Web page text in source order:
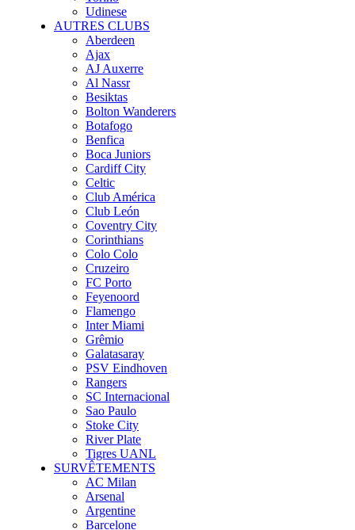
Udinese
AUTRES CLUBS
Aberdeen
Ajax
AJ Auxerre
Al Nassr
Besiktas
Bolton Wanderers
Botafogo
Benfica
Boca Juniors
Cardiff City
Celtic
Club América
Club León
Coventry City
Corinthians
Colo Colo
Cruzeiro
FC Porto
Feyenoord
Flamengo
Inter Miami
Grêmio
Galatasaray
PSV Eindhoven
Rangers
SC Internacional
Sao Paulo
Stoke City
River Plate
Tigres UANL
SURVÊTEMENTS
AC Milan
Arsenal
Argentine
Barcelone